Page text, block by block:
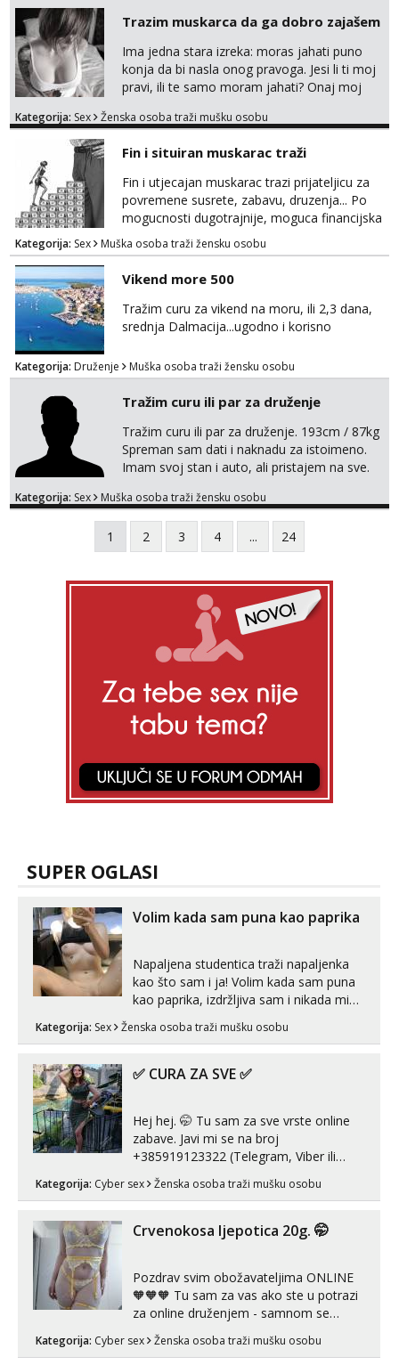
poljupce po tijelu koji me jako
pale,obozavam kad muskarac preuzme
kontrolu . javi se :) Klikni na link ispod i nadji
me tamo, cekam te!
Trazim muskarca da ga dobro zajašem
Ima jedna stara izreka: moras jahati puno
konja da bi nasla onog pravoga. Jesi li ti moj
pravi, ili te samo moram jahati? Onaj moj
na sexdater link i javi mi se tamo....
Kategorija: Sex Ženska osoba traži mušku osobu
Fin i situiran muskarac traži
Fin i utjecajan muskarac trazi prijateljicu za
povremene susrete, zabavu, druzenja... Po
mogucnosti dugotrajnije, moguca financijska
potpora!
Kategorija: Sex Muška osoba traži žensku osobu
Vikend more 500
Tražim curu za vikend na moru, ili 2,3 dana,
srednja Dalmacija...ugodno i korisno
Kategorija: Druženje Muška osoba traži žensku osobu
Tražim curu ili par za druženje
Tražim curu ili par za druženje. 193cm / 87kg
Spreman sam dati i naknadu za istoimeno.
Imam svoj stan i auto, ali pristajem na sve.
brojeve. Molim Vas bez ponuda istog spola.
mauli772@proton.me
Kategorija: Sex Muška osoba traži žensku osobu
1 2 3 4 ... 24
SUPER OGLASI
Volim kada sam puna kao paprika
Napaljena studentica traži napaljenka
kao što sam i ja! Volim kada sam puna
kao paprika, izdržljiva sam i nikada mi
puta dnevno bilo kad i bilo gdje zato se
link ispod i nadji me tamo, cekam te!
Kategorija: Sex Ženska osoba traži mušku osobu
✅ CURA ZA SVE ✅
Hej hej. 🤭 Tu sam za sve vrste online
zabave. Javi mi se na broj
+385919123322 (Telegram, Viber ili
Whatsapp). 🤙 NE javljaj se na uzivo.
Hvala.
Kategorija: Cyber sex Ženska osoba traži mušku osobu
Crvenokosa ljepotica 20g. 🤭
Pozdrav svim obožavateljima ONLINE
🧡🧡🧡 Tu sam za vas ako ste u potrazi
za online druženjem - samnom se
možete zabaviti preko videopoziva, ili
ako vam nisam dovoljna radim i u paru i
Kategorija: Cyber sex Ženska osoba traži mušku osobu